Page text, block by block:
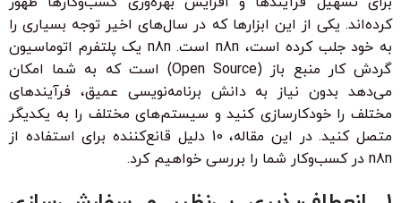
کرده‌اند. یکی از این ابزارها که در سال‌های اخیر توجه بسیاری را
به خود جلب کرده است، n8n است. n8n یک پلتفرم اتوماسیون
گردش کار منبع باز (Open Source) است که به شما امکان
می‌دهد بدون نیاز به دانش برنامه‌نویسی عمیق، فرآیندهای
مختلف را خودکارسازی کنید و سیستم‌های مختلف را به یکدیگر
متصل کنید. در این مقاله، 10 دلیل قانع‌کننده برای استفاده از
n8n در کسب‌وکار شما را بررسی خواهیم کرد.